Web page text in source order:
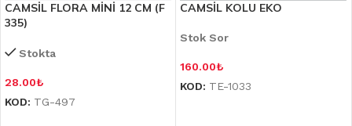
CAMSİL FLORA MİNİ 12 CM (F
335)
Stokta
28.00₺
KOD: TG-497
CAMSİL KOLU EKO
Stok Sor
160.00₺
KOD: TE-1033